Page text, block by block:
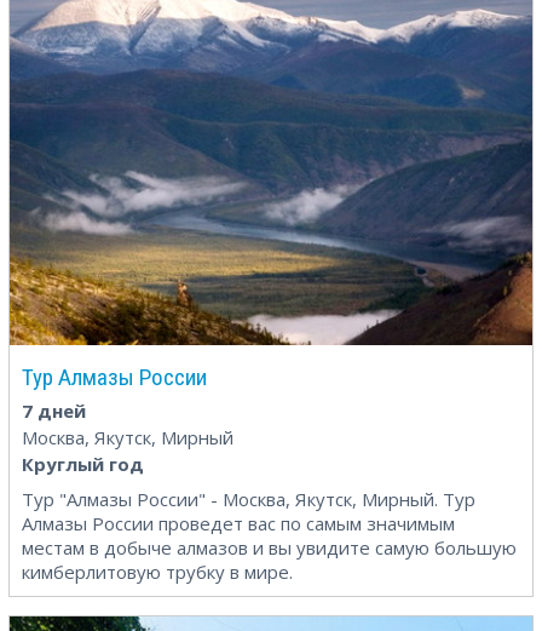
Тур Алмазы России
7 дней
Москва, Якутск, Мирный
Круглый год
Тур "Алмазы России" - Москва, Якутск, Мирный. Тур
Алмазы России проведет вас по самым значимым
местам в добыче алмазов и вы увидите самую большую
кимберлитовую трубку в мире.